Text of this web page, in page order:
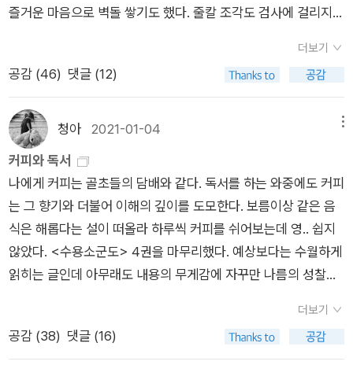
가 만들어졌고, 솔제니찐 역시 에끼바스뚜스 수용소로 가게 된다.
만, 종양(나중에 암으로 밝혀짐)이 발견되어 입원하게 된다. 그런
데 스딸린의 의도와 달리, 특권수나 일반 형사범들에게 탄압받던
정치범들이 한 곳에 모이자 분위기가 바뀌면서 항쟁의 여지가 생
겨났다. 그중에서도 탈옥을 그린 제7장 <하얀 고양이>와 폭동을
그린 제12장 <껜기르의 40일>은 『수용소군도』 전체에서 가장
드라마틱한 장이라고 할 수 있다. 제6부 (6권) 유형 생활을 다룬
다. 소련에서는 형기를 마친 죄수를 자유롭게 풀어 주지 않고 유
형지에서 당국의 감시하에 살게 했다. 솔제니찐은 까자흐스딴으
로 유형을 가게 되는데, 그가 유형을 시작하자마자 스딸린이 사망
한다. 솔제니찐은 꼬끄-쩨레끄 지구 교육부로 가서 교사가 되고
싶다고 요청한다. 처음에는 거절당했으나, 결국 수학과 물리 교사
로 일하게 된다. 그는 아이들을 가르치며 몰래 작품 활동을 계속
하던 중 스딸린 격하 운동의 영향으로 1956년 석방된다. 제7부
살이에요.'- P162연소자들은 어른들의 수용소에 와서도 그들의
어 일제히 적을 습격하기도 하고, 일제히 적을 물리치기도 하는
것이다. 그것이 그들의 힘을 강화시켜 여러 가지 제한으로부터 자
유로울 수 있게 해주는 것이다. 그들의 의식 속에는 해도 되는 짓
과 해서는 안 되는 짓을 분간하는 힘이 전혀 없으며 선과 악에 대
한 관념조차 없다. 그들에게는 자기가 원하는 것은 모두 선이고
자기를 방해하는 것은 모두 악이다. 그들이 방약무인하게 행동하
는 것은 그것이 가장 유리한 처세술이기 때문이다. 힘이 통하지
않을 때는 거짓 연기를 하거나 속임수를 쓰기도 한다.- P162<남
의 가랑이 들쑤시지 말라고!>, <(건드리지도 않는데) 오 납작 엎
드려?> (이 말의 괄호 부분은 비슷한 낱말로 바꿨지만, 원래의
것을 그대로 쓰면 다음에 오는 <엎드리다>라는 동사가 아주 음
탕한 뜻을 지니게 된다. 이렇게 듣는 사람을 흠칫하게 만드는 표
현이 특히 군도의 여자 주민의 입에서 튀어나올 때는 어떻게 대처
즐거운 마음으로 벽돌 쌓기도 했다. 줄칼 조각도 검사에 걸리지
주고 많은 벌이를 했으며, 잎담배도 사지 않았는가. 그리고 찌뿌
드드하던 몸도 이젠 씻은 듯이 다 나았다. 눈앞이 캄캄한 그런 날
슈호프는 그의 형기가 시작되어 끝나는 날까지 무려 십 년을, 그
러니까 날수로 계산하면 삼천육백십삼 일을 보냈다. _ 알렉산드
르 솔제니친, <이반 데니소비치, 수용소의 하루> , p177/196 어
젯밤에는 몸도 제대로 녹이지 못했다. 잠을 자고 있는 사이에도
병이 난 것처럼 한속이 나는가 하면, 다시 나아지는 것 같기도 했
다. 밤새 내내, 영원히 아침이 오지 않았으면 하는 바람뿐이었다.
그러나 아침은 어김없이 다시 찾아왔다. _ 알렉산드르 솔제니친,
<이반 데니소비치, 수용소의 하루> , p5/196 알렉산드르 솔제
니친 (Aleksandr Isayevich Solzhenitsyn, 1918 ~ 2008)의
<이반 데니소비치, 수용소의 하루>는 수용소에 수감된 슈호프
더보기
공감 (46) 댓글 (12)
청아 2021-01-04
커피와 독서
나에게 커피는 골초들의 담배와 같다. 독서를 하는 와중에도 커피
는 그 향기와 더불어 이해의 깊이를 도모한다. 보름이상 같은 음
식은 해롭다는 설이 떠올라 하루씩 커피를 쉬어보는데 영.. 쉽지
않았다. <수용소군도> 4권을 마무리했다. 예상보다는 수월하게
읽히는 글인데 아무래도 내용의 무게감에 자꾸만 나름의 성찰의
되도록 줄거리는 얘기하지 않는 편이지만 4권에서 가장 압도적
이었던 내용은 아이들까지도 성인과 함께 군도에 내몰린 상황이
더보기
공감 (38) 댓글 (16)